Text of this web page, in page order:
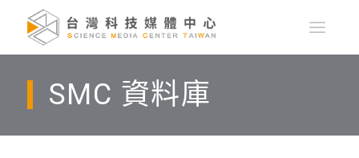
SMC 資料庫